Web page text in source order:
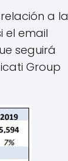
a la
el email
seguirá
Group